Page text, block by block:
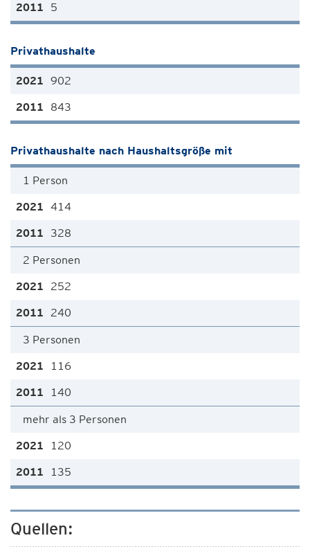
5
Privathaushalte
902
843
Privathaushalte nach Haushaltsgröße mit
1 Person
414
328
2 Personen
252
240
3 Personen
116
140
mehr als 3 Personen
120
135
Quellen: